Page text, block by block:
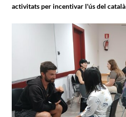
activitats per incentivar l'ús del català